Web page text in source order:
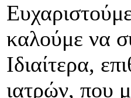
καλούμε να
Ιδιαίτερα,
ιατρών, που